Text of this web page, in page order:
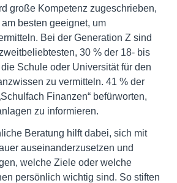
große Kompetenz zugeschrieben,
besten geeignet, um
Bei der Generation Z sind
30 % der 18- bis
Schule oder Universität für den
zu vermitteln. 41 % der
Finanzen“ befürworten,
zu informieren.
Beratung hilft dabei, sich mit
auseinanderzusetzen und
welche Ziele oder welche
persönlich wichtig sind. So stiften